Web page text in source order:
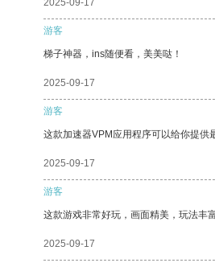
2025-09-17
游客
梯子神器，ins随便看，美美哒！
2025-09-17
游客
这款加速器VPM应用程序可以给你提供
2025-09-17
游客
这款游戏非常好玩，画面精美，玩法丰富
2025-09-17